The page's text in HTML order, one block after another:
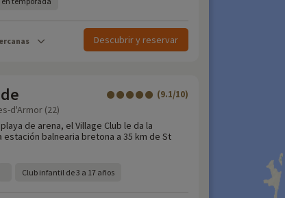
Descubrir y reservar
(9.1/10)
d'Armor (22)
de arena, el Village Club le da la
estación balnearia bretona a 35 km de St
Club infantil de 3 a 17 años